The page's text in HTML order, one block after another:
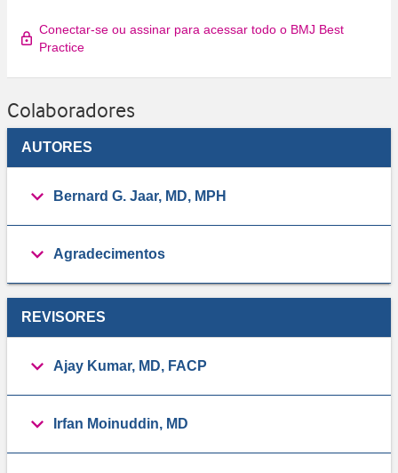
Conectar-se ou assinar para acessar todo o BMJ Best
Practice
Colaboradores
AUTORES
Bernard G. Jaar, MD, MPH
Agradecimentos
REVISORES
Ajay Kumar, MD, FACP
Irfan Moinuddin, MD